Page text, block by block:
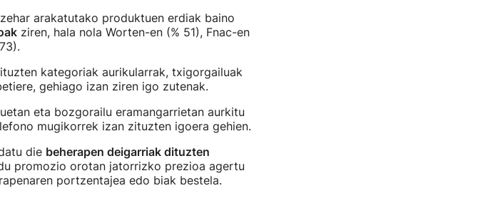
arakatutako produktuen erdiak baino
ziren, hala nola Worten-en (% 51), Fnac-en
kategoriak aurikularrak, txigorgailuak
gehiago izan ziren igo zutenak.
eta bozgorailu eramangarrietan aurkitu
mugikorrek izan zituzten igoera gehien.
die beherapen deigarriak dituzten
promozio orotan jatorrizko prezioa agertu
portzentajea edo biak bestela.